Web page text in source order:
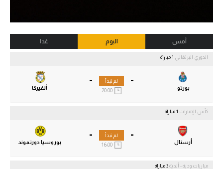
أمس اليوم غدا
الدوري البرتغالي
-
بورتو
-
ألفيركا
لم تبدأ
كأس الإمارات
-
أرسنال
-
بوروسيا دورتموند
لم تبدأ
مباريات ودية - أندية